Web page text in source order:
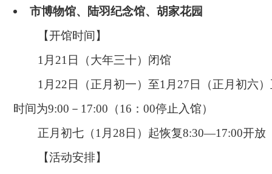
市博物馆、陆羽纪念馆、胡家花园
【开馆时间】
1月21日（大年三十）闭馆
1月22日（正月初一）至1月27日（正月初六
时间为9:00－17:00（16：00停止入馆）
正月初七（1月28日）起恢复8:30—17:00开放
【活动安排】